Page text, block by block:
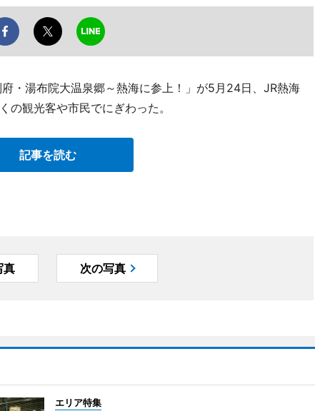
・湯布院大温泉郷～熱海に参上！」が5月24日、JR熱海
の観光客や市民でにぎわった。
記事を読む
真 次の写真
エリア特集